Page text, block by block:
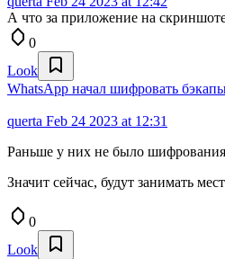
А что за приложение на скриншоте
0
Look
WhatsApp начал шифровать
querta Feb 24 2023 at 12:31
Раньше у них не было шифрования
Значит сейчас, будут занимать
0
Look